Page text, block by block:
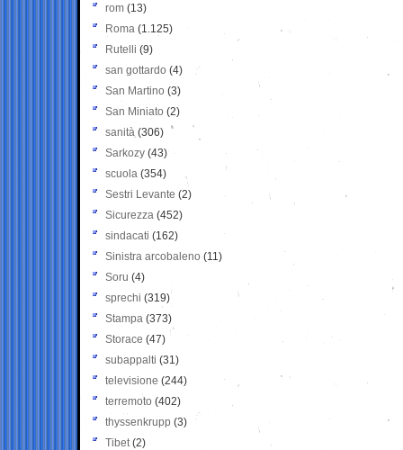
rom (13)
Roma (1.125)
Rutelli (9)
san gottardo (4)
San Martino (3)
San Miniato (2)
sanità (306)
Sarkozy (43)
scuola (354)
Sestri Levante (2)
Sicurezza (452)
sindacati (162)
Sinistra arcobaleno (11)
Soru (4)
sprechi (319)
Stampa (373)
Storace (47)
subappalti (31)
televisione(244)
terremoto (402)
thyssenkrupp (3)
Tibet(2)